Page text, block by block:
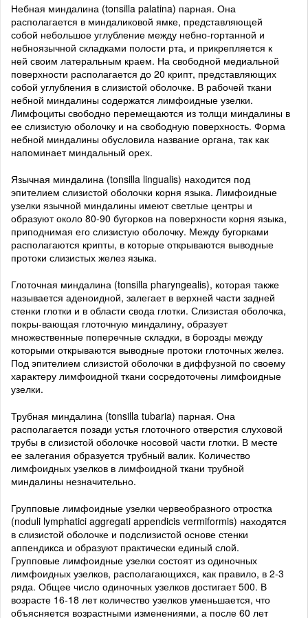
Небная миндалина (tonsilla palatina) парная. Она
располагается в миндаликовой ямке, представляющей
собой небольшое углубление между небно-гортанной и
небноязычной складками полости рта, и прикрепляется к
ней своим латеральным краем. На свободной медиальной
поверхности располагается до 20 крипт, представляющих
собой углубления в слизистой оболочке. В рабочей ткани
небной миндалины содержатся лимфоидные узелки.
Лимфоциты свободно перемещаются из толщи миндалины в
ее слизистую оболочку и на свободную поверхность. Форма
небной миндалины обусловила название органа, так как
напоминает миндальный орех.
Язычная миндалина (tonsilla lingualis) находится под
эпителием слизистой оболочки корня языка. Лимфоидные
узелки язычной миндалины имеют светлые центры и
образуют около 80-90 бугорков на поверхности корня языка,
приподнимая его слизистую оболочку. Между бугорками
располагаются крипты, в которые открываются выводные
протоки слизистых желез языка.
Глоточная миндалина (tonsilla pharyngealis), которая также
называется аденоидной, залегает в верхней части задней
стенки глотки и в области свода глотки. Слизистая оболочка,
покры-вающая глоточную миндалину, образует
множественные поперечные складки, в борозды между
которыми открываются выводные протоки глоточных желез.
Под эпителием слизистой оболочки в диффузной по своему
характеру лимфоидной ткани сосредоточены лимфоидные
узелки.
Трубная миндалина (tonsilla tubaria) парная. Она
располагается позади устья глоточного отверстия слуховой
трубы в слизистой оболочке носовой части глотки. В месте
ее залегания образуется трубный валик. Количество
лимфоидных узелков в лимфоидной ткани трубной
миндалины незначительно.
Групповые лимфоидные узелки червеобразного отростка
(noduli lymphatici aggregati appendicis vermiformis) находятся
в слизистой оболочке и подслизистой основе стенки
аппендикса и образуют практически единый слой.
Групповые лимфоидные узелки состоят из одиночных
лимфоидных узелков, располагающихся, как правило, в 2-3
ряда. Общее число одиночных узелков достигает 500. В
возрасте 16-18 лет количество узелков уменьшается, что
объясняется возрастными изменениями, а после 60 лет